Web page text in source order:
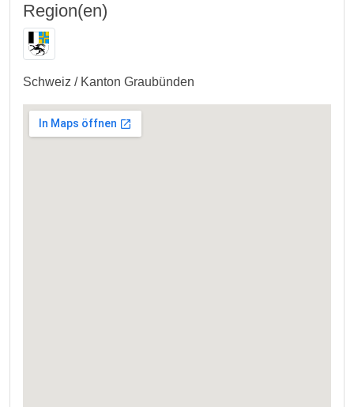
Region(en)
Schweiz / Kanton Graubünden